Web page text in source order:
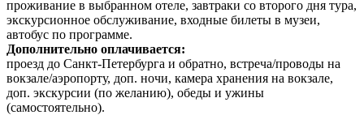
проживание в выбранном отеле, завтраки со второго дня тура,
экскурсионное обслуживание, входные билеты в музеи,
автобус по программе.
Дополнительно оплачивается:
проезд до Санкт-Петербурга и обратно, встреча/проводы на
вокзале/аэропорту, доп. ночи, камера хранения на вокзале,
доп. экскурсии (по желанию), обеды и ужины
(самостоятельно).